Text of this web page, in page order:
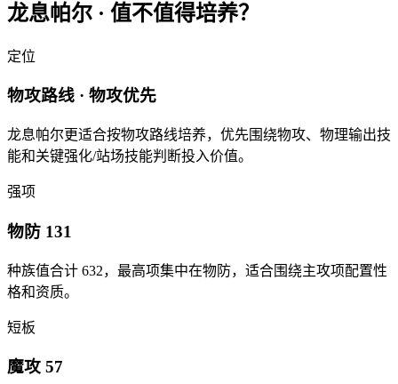
龙息帕尔 · 值不值得培养？
定位
物攻路线 · 物攻优先
龙息帕尔更适合按物攻路线培养，优先围绕物攻、物理输出技
能和关键强化/站场技能判断投入价值。
强项
物防 131
种族值合计 632，最高项集中在物防，适合围绕主攻项配置性
格和资质。
短板
魔攻 57